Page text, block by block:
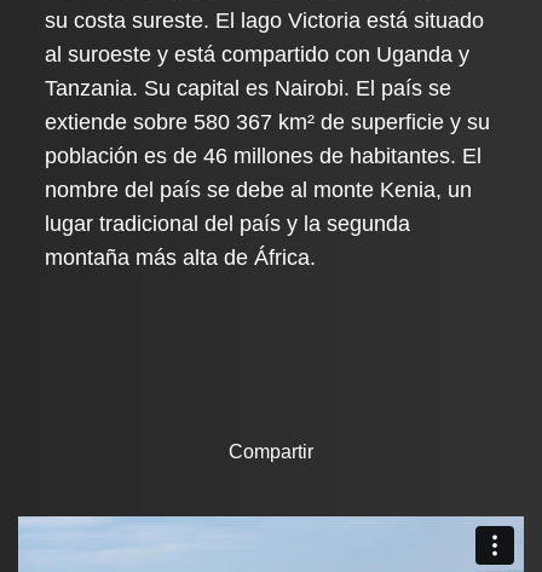
su costa sureste. El lago Victoria está situado
al suroeste y está compartido con Uganda y
Tanzania. Su capital es Nairobi. El país se
extiende sobre 580 367 km² de superficie y su
población es de 46 millones de habitantes. El
nombre del país se debe al monte Kenia, un
lugar tradicional del país y la segunda
montaña más alta de África.
Compartir